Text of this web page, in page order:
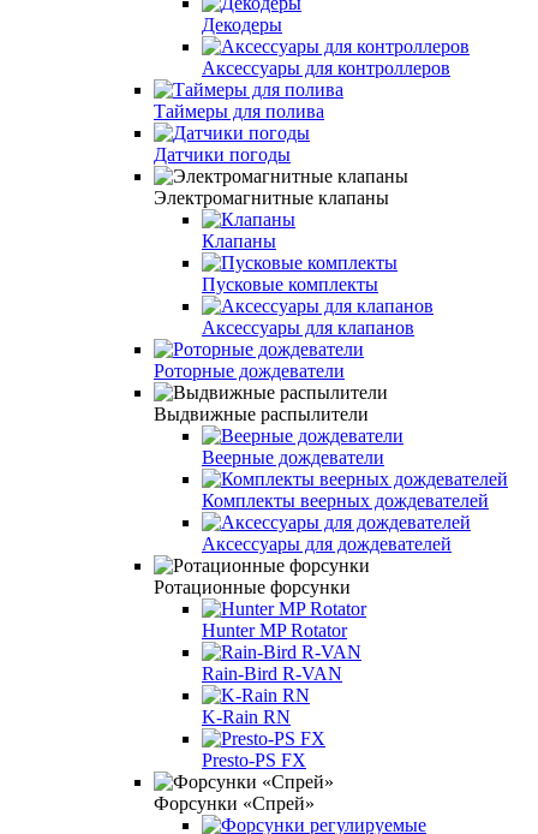
Декодеры
Аксессуары для контроллеров
Таймеры для полива
Датчики погоды
Электромагнитные клапаны
Клапаны
Пусковые комплекты
Аксессуары для клапанов
Роторные дождеватели
Выдвижные распылители
Веерные дождеватели
Комплекты веерных дождевателей
Аксессуары для дождевателей
Ротационные форсунки
Hunter MP Rotator
Rain-Bird R-VAN
K-Rain RN
Presto-PS FX
Форсунки «Спрей»